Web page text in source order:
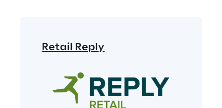
Retail Reply